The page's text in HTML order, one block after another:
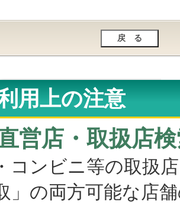
用上の注意
直営店・取扱店
ンビニ等の取扱
」の両方可能な店